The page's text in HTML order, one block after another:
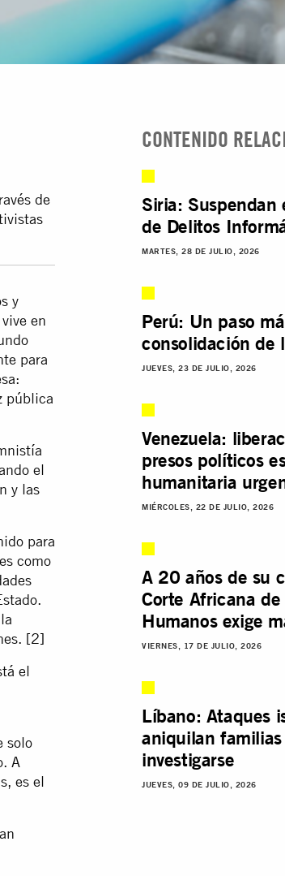
de
y
en
para
pública
el
y las
para
como
[2]
el
solo
A
es el
CONTENIDO
Siria: Suspendan
de Delitos
MARTES, 28 DE JULIO, 2026
Perú: Un paso
consolidación de
JUEVES, 23 DE JULIO, 2026
Venezuela:
presos políticos
humanitaria
MIÉRCOLES, 22 DE JULIO, 2026
A 20 años de su
Corte Africana de
Humanos exige
VIERNES, 17 DE JULIO, 2026
Líbano: Ataques
aniquilan
investigarse
JUEVES, 09 DE JULIO, 2026